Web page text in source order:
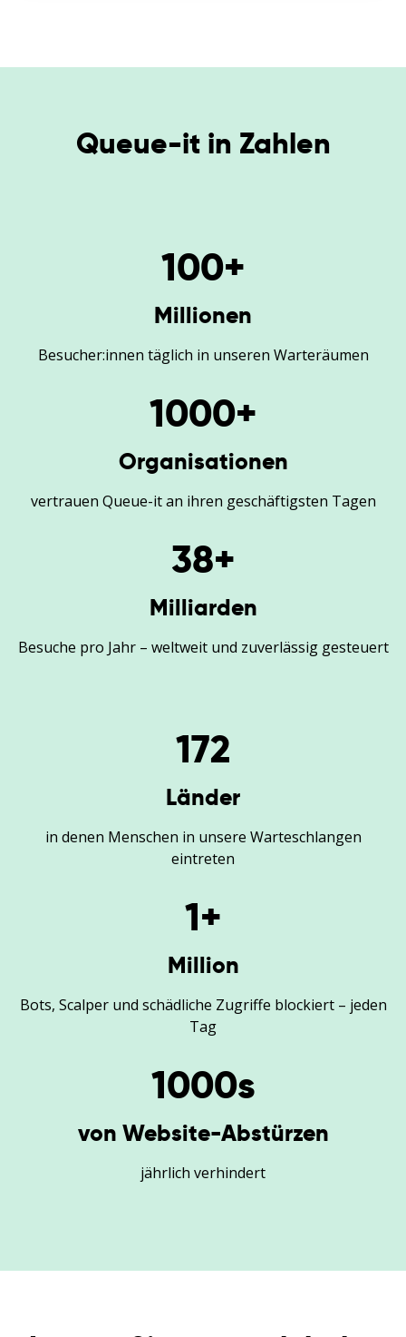
Queue-it in Zahlen
100+
Millionen
Besucher:innen täglich in unseren Warteräumen
1000+
Organisationen
vertrauen Queue-it an ihren geschäftigsten Tagen
38+
Milliarden
Besuche pro Jahr – weltweit und zuverlässig gesteuert
172
Länder
in denen Menschen in unsere Warteschlangen
eintreten
1+
Million
Bots, Scalper und schädliche Zugriffe blockiert – jeden
Tag
1000s
von Website-Abstürzen
jährlich verhindert